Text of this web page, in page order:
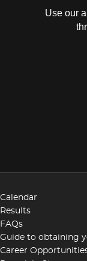
Use our
Calendar
Results
FAQs
Guide to obtaining
Career